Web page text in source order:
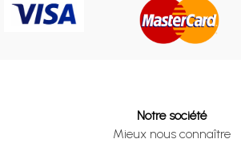
Notre société
Mieux nous connaître